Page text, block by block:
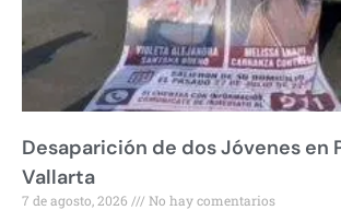
Desaparición de dos Jóvenes en
Vallarta
7 de agosto, 2026 No hay comentarios